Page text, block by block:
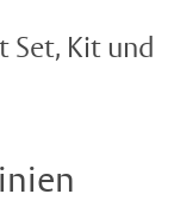
Set, Kit und